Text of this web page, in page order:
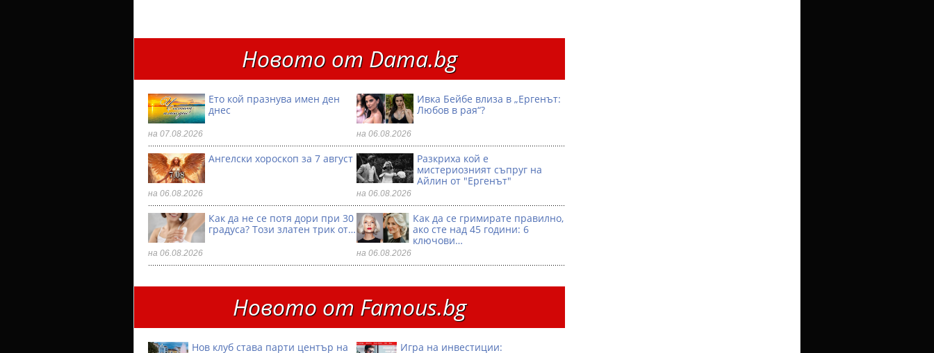
Новото от Dama.bg
Ето кой празнува имен ден
днес
на 07.08.2026
Ивка Бейбе влиза в „Ергенът:
Любов в рая“?
на 06.08.2026
Ангелски хороскоп за 7 август
на 06.08.2026
Разкриха кой е
мистериозният съпруг на
Айлин от "Ергенът"
на 06.08.2026
Как да не се потя дори при 30
градуса? Този златен трик от…
на 06.08.2026
Как да се гримирате правилно,
ако сте над 45 години: 6
ключови…
на 06.08.2026
Новото от Famous.bg
Нов клуб става парти център на
Игра на инвестиции: